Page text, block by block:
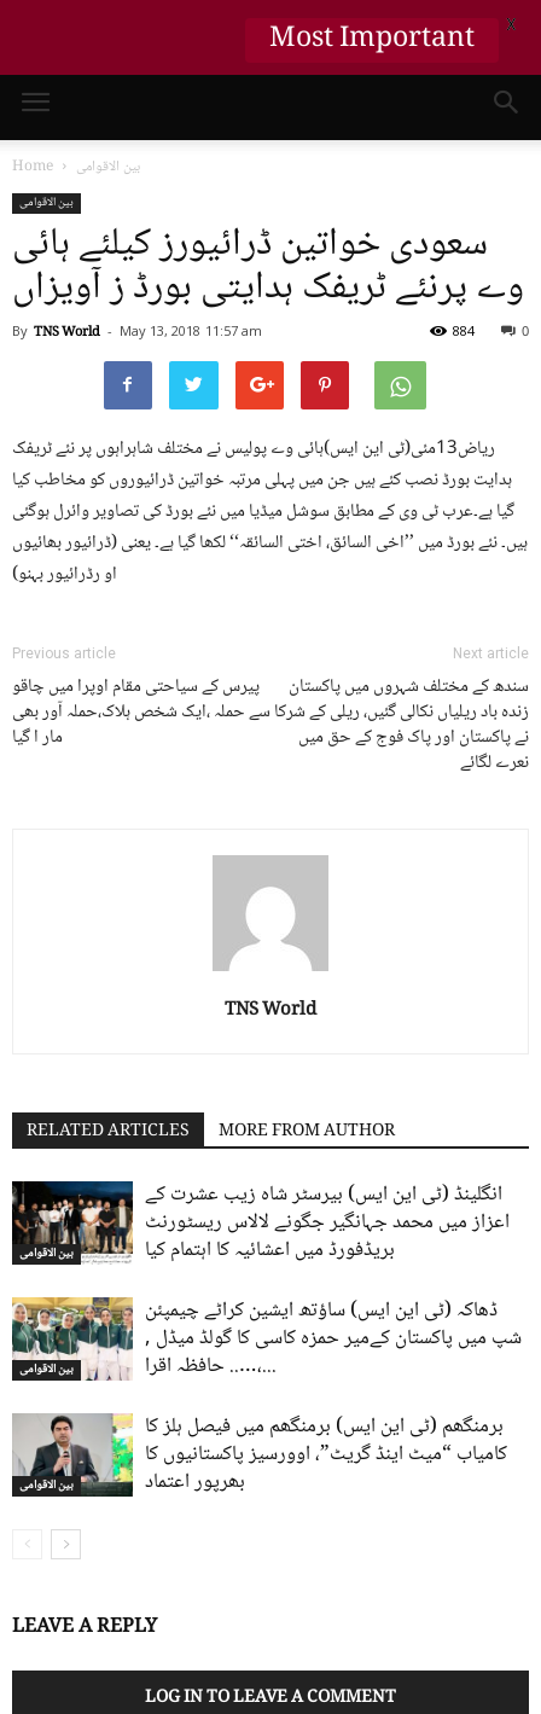
Home بین الاقوامی
بین الاقوامی
سعودی خواتین ڈرائیورز کیلئے ہائی
وے پرنئے ٹریفک ہدایتی بورڈ ز آویزاں
By TNS World - May 13, 2018 11:57 am 0
884
ریاض13مئی(ٹی این ایس)ہائی وے پولیس نے مختلف شاہراہوں پر نئے ٹریفک
ہدایت بورڈ نصب کئے ہیں جن میں پہلی مرتبہ خواتین ڈرائیوروں کو مخاطب کیا
گیا ہے۔عرب ٹی وی کے مطابق سوشل میڈیا میں نئے بورڈ کی تصاویر وائرل ہوگئی
ہیں۔ نئے بورڈ میں ’’اخی السائق، اختی السائقہ‘‘ لکھا گیا ہے۔ یعنی (ڈرائیور بھائیوں
او رڈرائیور بہنو)
Previous article
پیرس کے سیاحتی مقام اوپرا میں چاقو
سے حملہ ،ایک شخص ہلاک،حملہ آور بھی
Next article
سندھ کے مختلف شہروں میں پاکستان
زندہ باد ریلیاں نکالی گئیں، ریلی کے شرکا
نے پاکستان اور پاک فوج کے حق میں
نعرے لگائے
TNS World
RELATED ARTICLES MORE FROM AUTHOR
بین الاقوامی
انگلینڈ (ٹی این ایس) بیرسٹر شاہ زیب عشرت کے
اعزاز میں محمد جہانگیر جگونے لالاس ریسٹورنٹ
بریڈفورڈ میں اعشائیہ کا اہتمام کیا
بین الاقوامی
ڈھاکہ (ٹی این ایس) ساؤتھ ایشین کراٹے چیمپئن
شپ میں پاکستان کےمیر حمزہ کاسی کا گولڈ میڈل ,
….. حافظہ اقرا،...
بین الاقوامی
برمنگھم (ٹی این ایس) برمنگھم میں فیصل ہلز کا
کامیاب “میٹ اینڈ گریٹ”، اوورسیز پاکستانیوں کا
بھرپور اعتماد
LEAVE A REPLY
LOG IN TO LEAVE A COMMENT
Most Important X